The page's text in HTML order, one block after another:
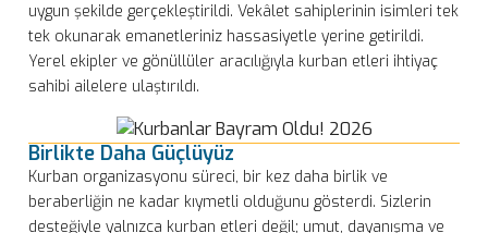
uygun şekilde gerçekleştirildi. Vekâlet sahiplerinin isimleri tek
tek okunarak emanetleriniz hassasiyetle yerine getirildi.
Yerel ekipler ve gönüllüler aracılığıyla kurban etleri ihtiyaç
sahibi ailelere ulaştırıldı.
Birlikte Daha Güçlüyüz
Kurban organizasyonu süreci, bir kez daha birlik ve
beraberliğin ne kadar kıymetli olduğunu gösterdi. Sizlerin
desteğiyle yalnızca kurban etleri değil; umut, dayanışma ve